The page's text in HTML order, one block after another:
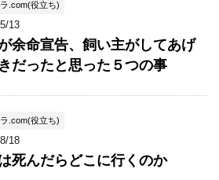
.com(役立ち)
13
余命宣告、飼い主がしてあげ
だったと思った５つの事
.com(役立ち)
18
死んだらどこに行くのか